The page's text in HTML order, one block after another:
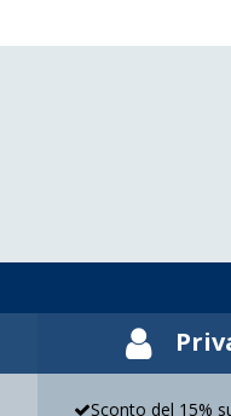
Sconto del 15%